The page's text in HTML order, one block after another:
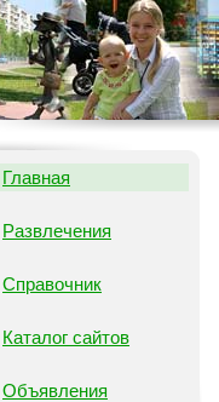
Главная
Развлечения
Справочник
Каталог сайтов
Объявления